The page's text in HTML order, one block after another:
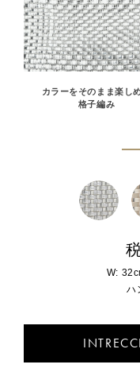
カラーをそのまま楽し
格子編み
W:
ハ